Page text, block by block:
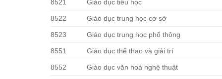
8521 Giáo dục tiểu học
8522 Giáo dục trung học cơ sở
8523 Giáo dục trung học phổ thông
8551 Giáo dục thể thao và giải trí
8552 Giáo dục văn hoá nghệ thuật